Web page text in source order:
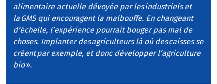
alimentaire actuelle dévoyée par les industriels et
la GMS qui encouragent la malbouffe. En changeant
d’échelle, l’expérience pourrait bouger pas mal de
choses. Implanter des agriculteurs là où des caisses se
créent par exemple, et donc développer l’agriculture
bio».